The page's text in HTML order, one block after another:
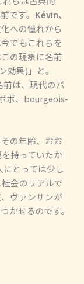
です。 Kévin、
への憧れから
でもこれらを
の現象に名前
効果)」と。
前は、現代のパ
ボボ、bourgeois-
の年齢、おお
持っていたか
とっては少し
会のリアルで
ヴァンサンが
かせるのです。